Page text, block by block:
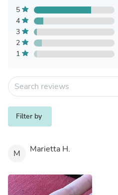
5
4
3
2
1
Filter by
M Marietta H.